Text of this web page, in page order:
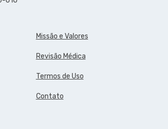
Missão e Valores
Revisão Médica
Termos de Uso
Contato